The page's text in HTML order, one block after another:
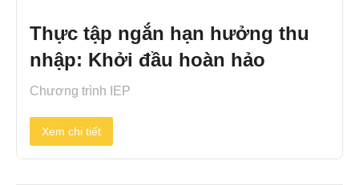
Thực tập ngắn hạn hưởng thu
nhập: Khởi đầu hoàn hảo
Chương trình IEP
Xem chi tiết